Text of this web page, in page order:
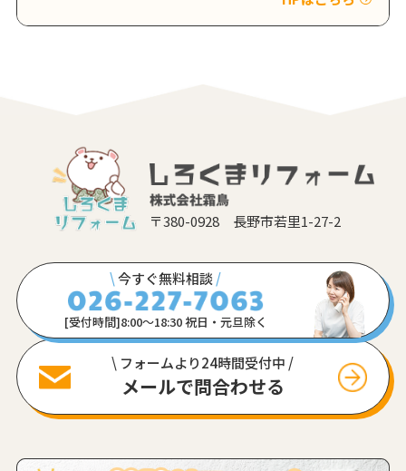
〒380-0928 長野市若里1-27-2
\今すぐ無料相談 /
[受付時間]8:00〜18:30 祝日・元旦除く
\ フォームより24時間受付中 /
メールで問合わせる